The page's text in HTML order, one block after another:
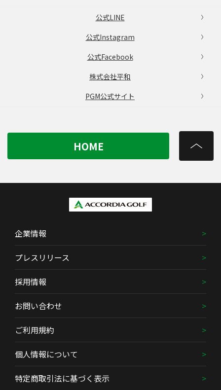
公式LINE
公式Instagram
公式Facebook
株式会社平和
PGM公式サイト
HOME
企業情報
プレスリリース
採用情報
お問い合わせ
ご利用規約
個人情報について
特定商取引法に基づく表示